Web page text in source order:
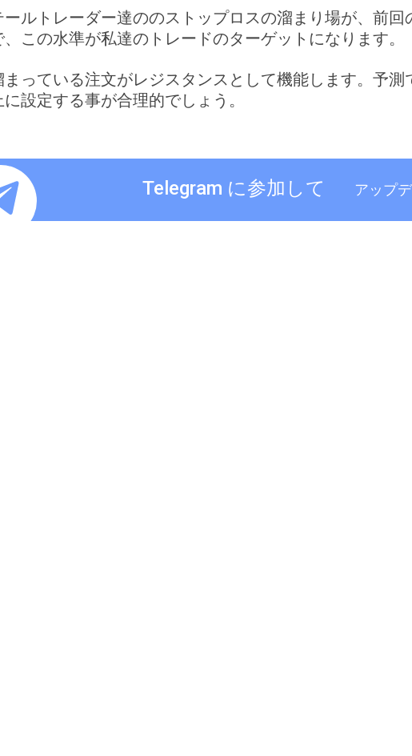
ールトレーダー達ののストップロスの溜まり場が、前
この水準が私達のトレードのターゲットになります。
まっている注文がレジスタンスとして機能します。予
設定する事が合理的でしょう。
Telegram に参加して アップ